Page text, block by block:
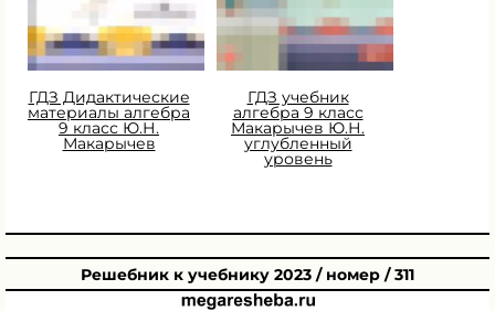
ГДЗ Дидактические
материалы алгебра
9 класс Ю.Н.
Макарычев
ГДЗ учебник
алгебра 9 класс
Макарычев Ю.Н.
углубленный
уровень
Решебник к учебнику 2023 / номер / 311